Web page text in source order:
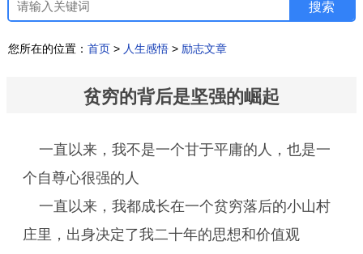
您所在的位置： 首页 > 人生感悟 > 励志文章
贫穷的背后是坚强的崛起
一直以来，我不是一个甘于平庸的人，也是一
个自尊心很强的人
一直以来，我都成长在一个贫穷落后的小山村
庄里，出身决定了我二十年的思想和价值观